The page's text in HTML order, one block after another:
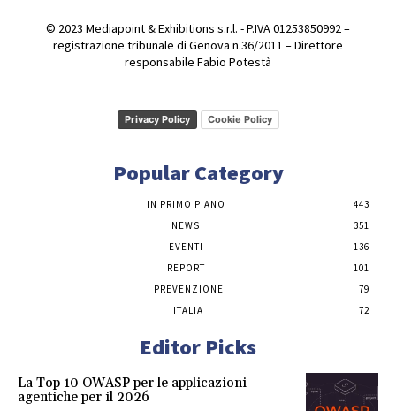
© 2023 Mediapoint & Exhibitions s.r.l. - P.IVA 01253850992 –
registrazione tribunale di Genova n.36/2011 – Direttore
responsabile Fabio Potestà
Privacy Policy Cookie Policy
Popular Category
IN PRIMO PIANO
443
NEWS
351
EVENTI
136
REPORT
101
PREVENZIONE
79
ITALIA
72
Editor Picks
La Top 10 OWASP per le applicazioni
agentiche per il 2026